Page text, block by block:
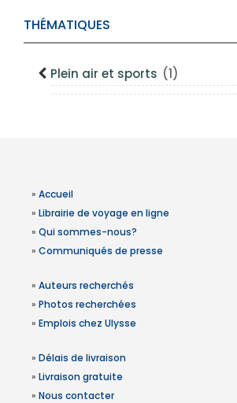
THÉMATIQUES
Plein air et sports (1)
» Accueil
» Librairie de voyage en ligne
» Qui sommes-nous?
» Communiqués de presse
» Auteurs recherchés
» Photos recherchées
» Emplois chez Ulysse
» Délais de livraison
» Livraison gratuite
» Nous contacter